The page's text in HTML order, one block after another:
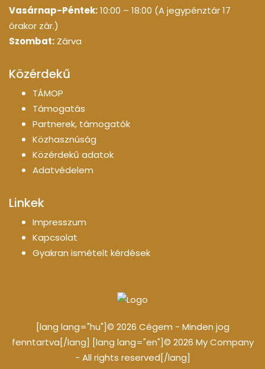
Vasárnap-Péntek:10:00 – 18:00 (A jegypénztár 17
órakor zár.)
Szombat: Zárva
Közérdekű
TÁMOP
Támogatás
Partnerek, támogatók
Közhasznúság
Közérdekű adatok
Adatvédelem
Linkek
Impresszum
Kapcsolat
Gyakran ismételt kérdések
[lang lang="hu"]© 2026 Cégem - Minden jog
fenntartva[/lang] [lang lang="en"]© 2026 My Company
- All rights reserved[/lang]